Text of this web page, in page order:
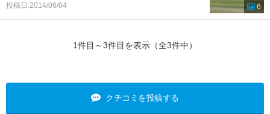
投稿日:2014/06/04
6
1件目～3件目を表示（全3件中）
クチコミを投稿する